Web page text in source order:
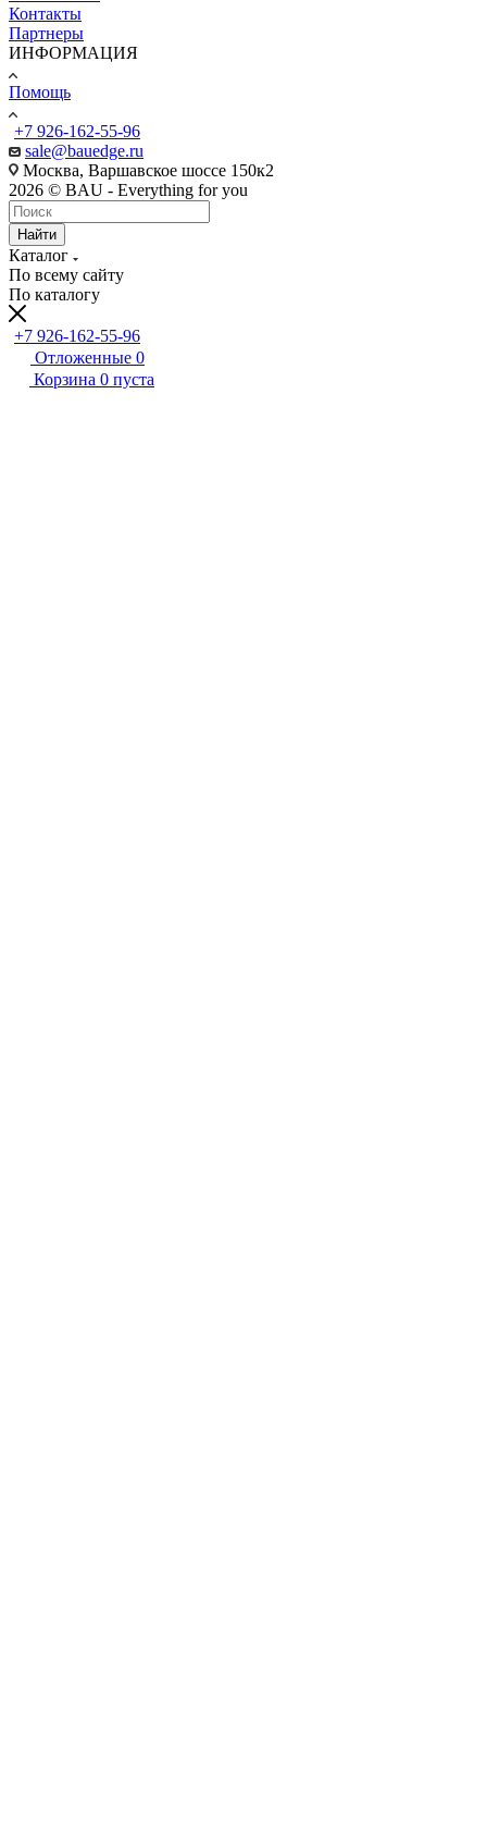
Контакты
Партнеры
ИНФОРМАЦИЯ
Помощь
+7 926-162-55-96
sale@bauedge.ru
Москва, Варшавское шоссе 150к2
2026 © BAU - Everything for you
Найти
Каталог
По всему сайту
По каталогу
+7 926-162-55-96
Отложенные 0
Корзина 0 пуста